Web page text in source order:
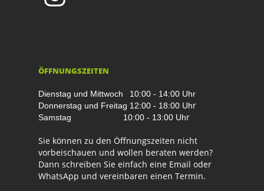
ÖFFNUNGSZEITEN
Dienstag und Mittwoch
10:00 - 14:00 Uhr
Donnerstag und Freitag 12:00 - 18:00 Uhr
Samstag 10:00 - 13:00 Uhr
Sie können zu den Öffnungszeiten nicht
vorbeischauen und wollen beraten werden?
Dann schreiben Sie einfach eine Email oder
WhatsApp und vereinbaren einen Termin.